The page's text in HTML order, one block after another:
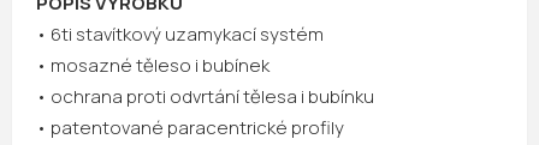
• 6ti stavítkový uzamykací systém
• mosazné těleso i bubínek
• ochrana proti odvrtání tělesa i bubínku
• patentované paracentrické profily